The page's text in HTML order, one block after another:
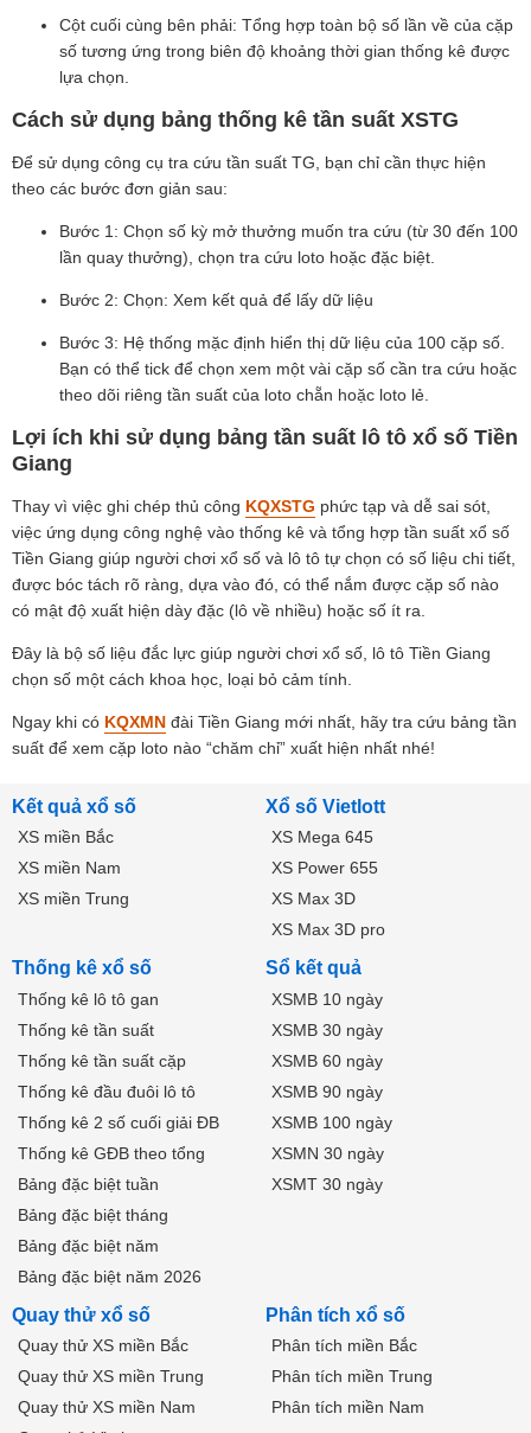
Cột cuối cùng bên phải: Tổng hợp toàn bộ số lần về của cặp
số tương ứng trong biên độ khoảng thời gian thống kê được
lựa chọn.
Cách sử dụng bảng thống kê tần suất XSTG
Để sử dụng công cụ tra cứu tần suất TG, bạn chỉ cần thực hiện
theo các bước đơn giản sau:
Bước 1: Chọn số kỳ mở thưởng muốn tra cứu (từ 30 đến 100
lần quay thưởng), chọn tra cứu loto hoặc đặc biệt.
Bước 2: Chọn: Xem kết quả để lấy dữ liệu
Bước 3: Hệ thống mặc định hiển thị dữ liệu của 100 cặp số.
Bạn có thể tick để chọn xem một vài cặp số cần tra cứu hoặc
theo dõi riêng tần suất của loto chẵn hoặc loto lẻ.
Lợi ích khi sử dụng bảng tần suất lô tô xổ số Tiền
Giang
Thay vì việc ghi chép thủ công KQXSTG phức tạp và dễ sai sót,
việc ứng dụng công nghệ vào thống kê và tổng hợp tần suất xổ số
Tiền Giang giúp người chơi xổ số và lô tô tự chọn có số liệu chi tiết,
được bóc tách rõ ràng, dựa vào đó, có thể nắm được cặp số nào
có mật độ xuất hiện dày đặc (lô về nhiều) hoặc số ít ra.
Đây là bộ số liệu đắc lực giúp người chơi xổ số, lô tô Tiền Giang
chọn số một cách khoa học, loại bỏ cảm tính.
Ngay khi có KQXMN đài Tiền Giang mới nhất, hãy tra cứu bảng tần
suất để xem cặp loto nào “chăm chỉ” xuất hiện nhất nhé!
Kết quả xổ số
XS miền Bắc
XS miền Nam
XS miền Trung
Xổ số Vietlott
XS Mega 645
XS Power 655
XS Max 3D
XS Max 3D pro
Thống kê xổ số
Thống kê lô tô gan
Thống kê tần suất
Thống kê tần suất cặp
Thống kê đầu đuôi lô tô
Thống kê 2 số cuối giải ĐB
Thống kê GĐB theo tổng
Bảng đặc biệt tuần
Bảng đặc biệt tháng
Bảng đặc biệt năm
Bảng đặc biệt năm 2026
Sổ kết quả
XSMB 10 ngày
XSMB 30 ngày
XSMB 60 ngày
XSMB 90 ngày
XSMB 100 ngày
XSMN 30 ngày
XSMT 30 ngày
Quay thử xổ số
Quay thử XS miền Bắc
Quay thử XS miền Trung
Quay thử XS miền Nam
Phân tích xổ số
Phân tích miền Bắc
Phân tích miền Trung
Phân tích miền Nam